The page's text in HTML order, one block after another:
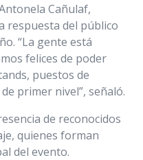
Cañulaf,
respuesta del público
“La gente está
felices de poder
puestos de
primer nivel”, señaló.
de reconocidos
quienes forman
del evento.